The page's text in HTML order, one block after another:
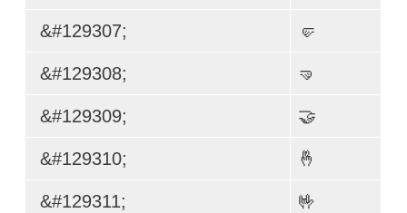
&#129307; 🤛
&#129308; 🤜
&#129309; 🤝
&#129310; 🤞
&#129311; 🤟